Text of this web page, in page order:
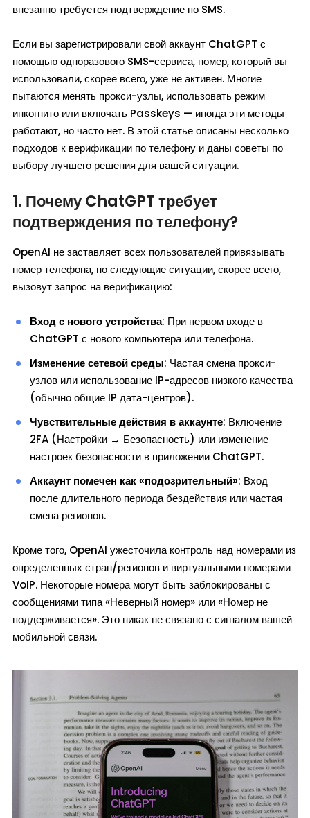
внезапно требуется подтверждение по SMS.
Если вы зарегистрировали свой аккаунт ChatGPT с
помощью одноразового SMS-сервиса, номер, который вы
использовали, скорее всего, уже не активен. Многие
пытаются менять прокси-узлы, использовать режим
инкогнито или включать Passkeys — иногда эти методы
работают, но часто нет. В этой статье описаны несколько
подходов к верификации по телефону и даны советы по
выбору лучшего решения для вашей ситуации.
1. Почему ChatGPT требует
подтверждения по телефону?
OpenAI не заставляет всех пользователей привязывать
номер телефона, но следующие ситуации, скорее всего,
вызовут запрос на верификацию:
Вход с нового устройства: При первом входе в
ChatGPT с нового компьютера или телефона.
Изменение сетевой среды: Частая смена прокси-
узлов или использование IP-адресов низкого качества
(обычно общие IP дата-центров).
Чувствительные действия в аккаунте: Включение
2FA (Настройки → Безопасность) или изменение
настроек безопасности в приложении ChatGPT.
Аккаунт помечен как «подозрительный»: Вход
после длительного периода бездействия или частая
смена регионов.
Кроме того, OpenAI ужесточила контроль над номерами из
определенных стран/регионов и виртуальными номерами
VoIP. Некоторые номера могут быть заблокированы с
сообщениями типа «Неверный номер» или «Номер не
поддерживается». Это никак не связано с сигналом вашей
мобильной связи.